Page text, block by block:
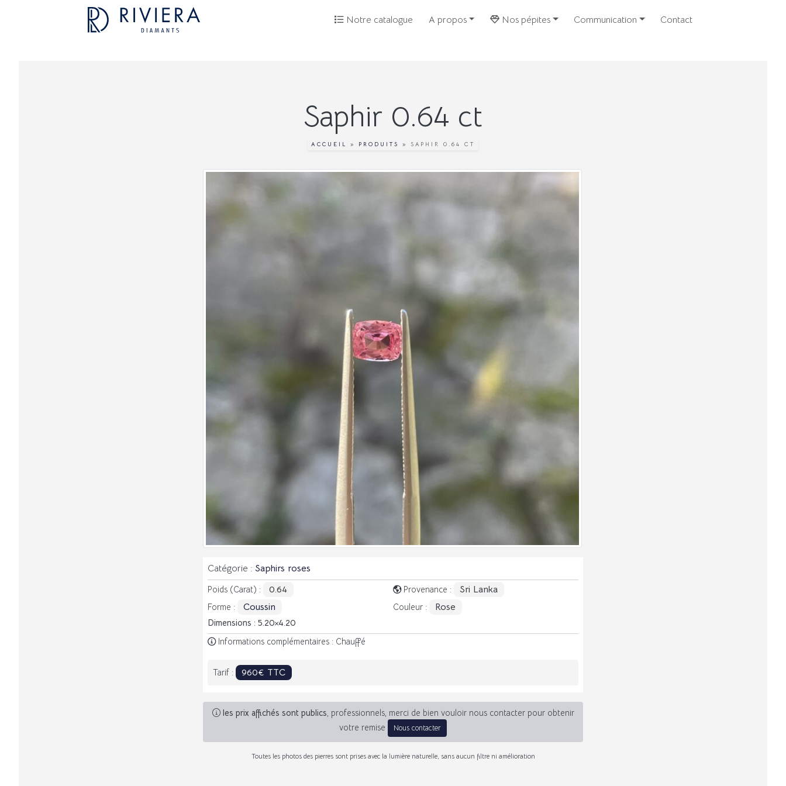
Notre catalogue A propos Nos pépites Communication Contact
Saphir 0.64 ct
ACCUEIL » PRODUITS » SAPHIR 0.64 CT
Catégorie : Saphirs roses
Poids (Carat) : 0.64 Provenance : Sri Lanka
Forme : Coussin Couleur : Rose
Dimensions : 5.20 4.20
Informations complémentaires : Chauffé
Tarif : 960€ TTC
les prix affichés sont publics, professionnels, merci de bien vouloir nous contacter pour obtenir
votre remise
Nous contacter
Toutes les photos des pierres sont prises avec la lumière naturelle, sans aucun filtre ni amélioration